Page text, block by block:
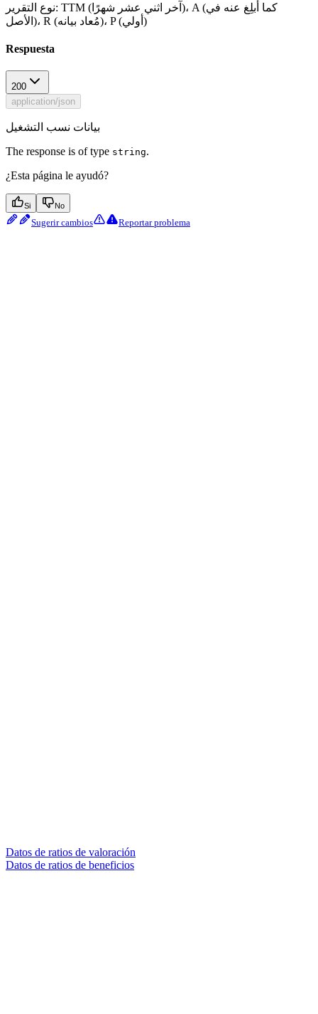
نوع التقرير: TTM (آخر اثني عشر شهرًا)، A (كما أُبلِغ عنه في
الأصل)، R (مُعاد بيانه)، P (أولي)
Respuesta
200
application/json
بيانات نسب التشغيل
The response is of type string.
¿Esta página le ayudó?
Si No
Sugerir cambios Reportar problema
Datos de ratios de valoración
Datos de ratios de beneficios